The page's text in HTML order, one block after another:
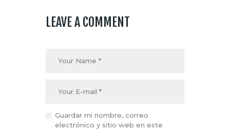
LEAVE A COMMENT
Guardar mi nombre, correo
electrónico y sitio web en este